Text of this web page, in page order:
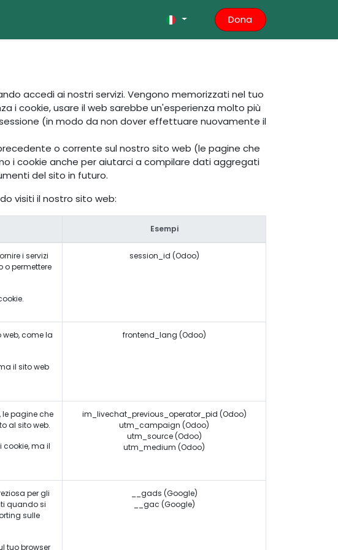
Dona
accedi ai nostri servizi. Vengono memorizzati nel tuo
i cookie, usare il web sarebbe un'esperienza molto più
(in modo da non dover effettuare nuovamente il
o corrente sul nostro sito web (le pagine che
i cookie anche per aiutarci a compilare dati aggregati
del sito in futuro.
visiti il nostro sito web:
Esempi
i servizi
o permettere
session_id (Odoo)
come la
il sito web
frontend_lang (Odoo)
le pagine che
al sito web.
cookie, ma il
im_livechat_previous_operator_pid (Odoo)
utm_campaign (Odoo)
utm_source (Odoo)
utm_medium (Odoo)
per gli
quando si
sulle
tuo browser
__gads (Google)
__gac (Google)